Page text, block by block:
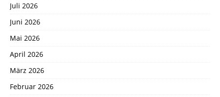
Juli 2026
Juni 2026
Mai 2026
April 2026
März 2026
Februar 2026